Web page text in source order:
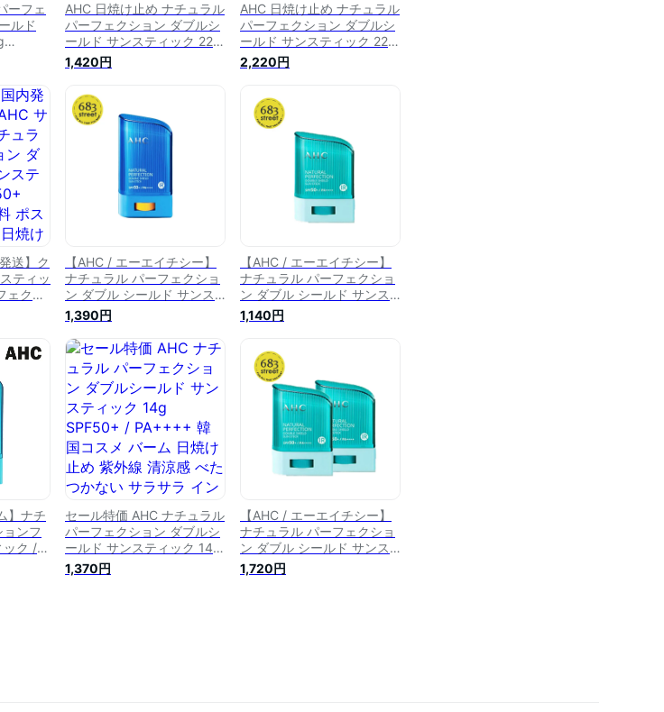
ーフェ
ルド
コス
め
AHC 日焼け止め ナチュラル
パーフェクション ダブルシ
ールド サンスティック 22g/
日焼け止め スティックタイ
プ スティック日焼け止
韓国スキン
1,420円
AHC 日焼け止め ナチュラル
パーフェクション ダブルシ
ールド サンスティック 22g
2個セット/日焼け止め ステ
ィックタイプ スティック
コスメ 韓国スキン
2,220円
送】ク
ティッ
ェクシ
サンス
スト投
め べ
け止め
ア 韓
【AHC / エーエイチシー】
ナチュラル パーフェクショ
ン ダブル シールド サンス
ティック 22g サンクリーム
サンスティック 日焼け止め
韓国コスメ【楽天海外直
送】
1,390円
【AHC / エーエイチシー】
ナチュラル パーフェクショ
ン ダブル シールド サンス
ティック 14g サンクリーム
サンスティック 日焼け止め
送】
1,140円
】ナチ
ョンフ
ック /
セール特価 AHC ナチュラル
パーフェクション ダブルシ
ールド サンスティック 14g
SPF50+ / PA++++ 韓国コ
スメ バーム 日焼け止め 紫
1,370円
【AHC / エーエイチシー】
ナチュラル パーフェクショ
ン ダブル シールド サンス
ティック 14g 2個 セット サ
ンクリーム サンスティック
1,720円